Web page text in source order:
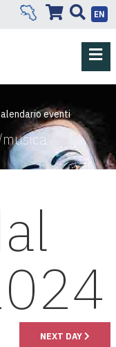
EN
eventi
NEXT DAY